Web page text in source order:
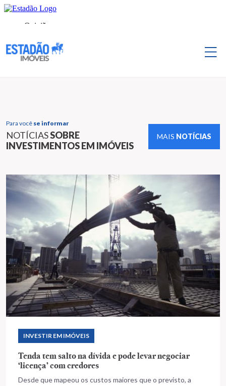
Para você se informar
NOTÍCIASSOBRE
INVESTIMENTOS EM IMÓVEIS
MAIS NOTÍCIAS
INVESTIR EM IMÓVEIS
Tenda tem salto na dívida e pode levar negociar
‘licença’ com credores
Desde que mapeou os custos maiores que o previsto, a